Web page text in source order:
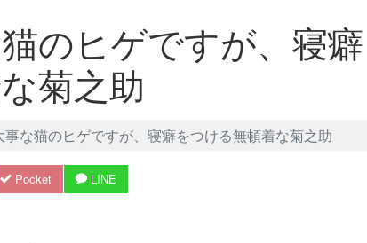
のヒゲですが、寝癖
菊之助
事な猫のヒゲですが、寝癖をつける無頓着な菊之助
Pocket LINE